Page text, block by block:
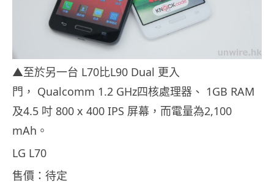
▲至於另一台 L70比L90 Dual 更入
門， Qualcomm 1.2 GHz四核處理器、 1GB RAM
及4.5 吋 800 x 400 IPS 屏幕，而電量為2,100
mAh。
LG L70
售價：待定